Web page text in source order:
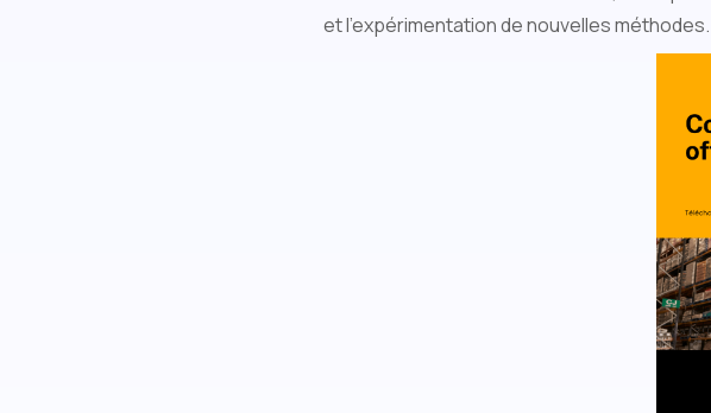
et l'expérimentation de nouvelles méthodes.